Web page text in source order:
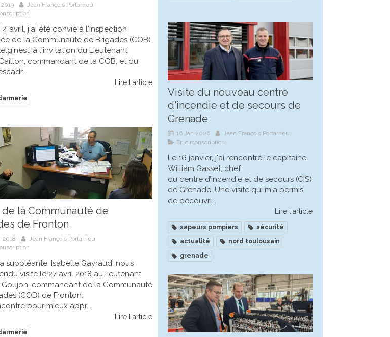
Jean François Portarrieu
4 avril, j'ai été convié à l'inspection
de la Communauté de Brigades (COB)
à l'invitation du Lieutenant
commandant de la COB, et du
Lire l'article
la Communauté de
de Fronton
2018
Jean François Portarrieu
suppléante, Isabelle Gayraud, nous
visite le 27 avril 2018 au lieutenant
Goujon, commandant de la Communauté
(COB) de Fronton.
pour mieux appr...
Lire l'article
Visite du nouveau centre
d'incendie et de secours de
Grenade
16 Jan 2026
Jean François Portarrieu
En circonscription
Le 16 janvier, j'ai rencontré le capitaine
William Gasset, chef
du centre d’incendie et de secours (CIS)
de Grenade. Une visite qui m'a permis
de découvri...
Lire l'article
sapeurs pompiers
sécurité
actualité
nord toulousain
grenade